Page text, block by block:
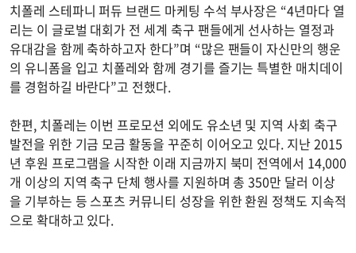
치폴레 스테파니 퍼듀 브랜드 마케팅 수석 부사장은 “4년마다 열
리는 이 글로벌 대회가 전 세계 축구 팬들에게 선사하는 열정과
유대감을 함께 축하하고자 한다”며 “많은 팬들이 자신만의 행운
의 유니폼을 입고 치폴레와 함께 경기를 즐기는 특별한 매치데이
를 경험하길 바란다”고 전했다.
한편, 치폴레는 이번 프로모션 외에도 유소년 및 지역 사회 축구
발전을 위한 기금 모금 활동을 꾸준히 이어오고 있다. 지난 2015
년 후원 프로그램을 시작한 이래 지금까지 북미 전역에서 14,000
개 이상의 지역 축구 단체 행사를 지원하며 총 350만 달러 이상
을 기부하는 등 스포츠 커뮤니티 성장을 위한 환원 정책도 지속적
으로 확대하고 있다.